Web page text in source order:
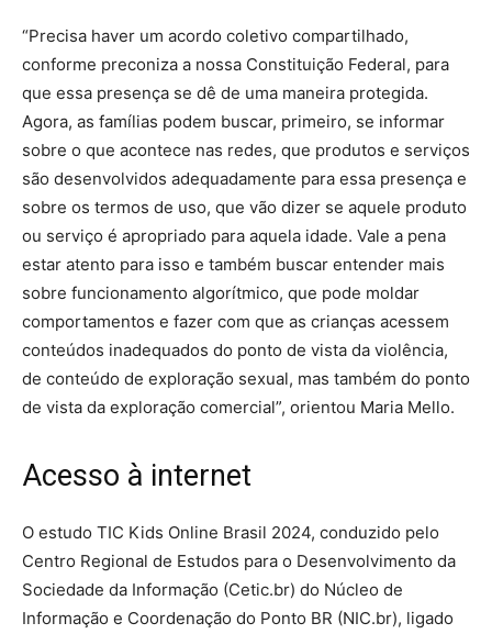
“Precisa haver um acordo coletivo compartilhado,
conforme preconiza a nossa Constituição Federal, para
que essa presença se dê de uma maneira protegida.
Agora, as famílias podem buscar, primeiro, se informar
sobre o que acontece nas redes, que produtos e serviços
são desenvolvidos adequadamente para essa presença e
sobre os termos de uso, que vão dizer se aquele produto
ou serviço é apropriado para aquela idade. Vale a pena
estar atento para isso e também buscar entender mais
sobre funcionamento algorítmico, que pode moldar
comportamentos e fazer com que as crianças acessem
conteúdos inadequados do ponto de vista da violência,
de conteúdo de exploração sexual, mas também do ponto
de vista da exploração comercial”, orientou Maria Mello.
Acesso à internet
O estudo TIC Kids Online Brasil 2024, conduzido pelo
Centro Regional de Estudos para o Desenvolvimento da
Sociedade da Informação (Cetic.br) do Núcleo de
Informação e Coordenação do Ponto BR (NIC.br), ligado